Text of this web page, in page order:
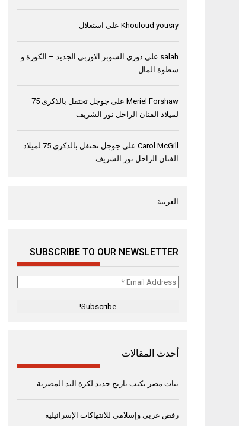
Khouloud yousry على استغلال
salah على دورى السوبر الاوربى الجديد – الكورة و
سطوة المال
Meriel Forshaw على
جوجل تحتفل بالذكرى 75
لميلاد الفنان الراحل نور الشريف
Carol McGill على
جوجل تحتفل بالذكرى 75 لميلاد
الفنان الراحل نور الشريف
العربية
SUBSCRIBE TO OUR NEWSLETTER
Email
أحدث المقالات
بنات مصر تكتب تاريخ جديد لكرة اليد المصرية
رفض عربي وإسلامي للانتهاكات الإسرائيلية